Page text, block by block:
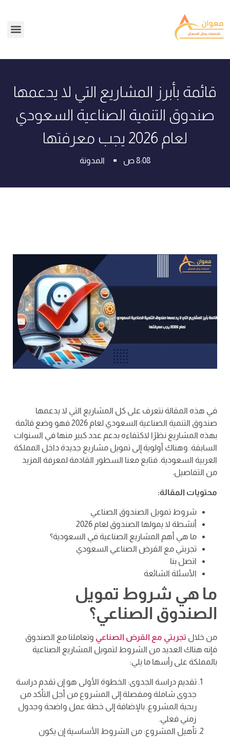
قائمة بأبرز المشاريع التي لا يدعمها
صندوق التنمية الصناعية السعودي
لعام 2026 يجب معرفتها
8:08 ص المدونة
في هذه المقالة نتعرف على كل المشاريع التي لا يدعمها
صندوق التنمية الصناعية السعودي لعام 2026 فهو وضع قائمة
بهذه المشاريع نظرًا لاكتفاءه بدعم عدد كبير منها في السنوات
السابقة. وهناك أولوية إلى تمويل مشاريع جديدة داخل المملكة
العربية السعودية. فتابع معنا السطور القادمة لمعرفة المزيد
من التفاصيل.
محتويات المقالة:
شروط تمويل الصندوق الصناعي
أنشطة لا يمولها الصندوق لعام 2026
ما هي أهم المشاريع الصناعية في السعودية؟
تجربتي مع القرض الصناعي السعودي
اتصل بنا
الأسئلة الشائعة
ما هي شروط تمويل
الصندوق الصناعي؟
من خلال تجربتي مع القرض الصناعي وتعاملنا مع الصندوق
فإنه هناك العديد من الشروط لتمويل المشاريع الصناعية
بالمملكة على رأسها ما يلي:
تقديم دراسة الجدوى: الخطوة الأولى هو إن تقدم دراسة
جدوى شاملة ومفصلة إلى المشروع من أجل التأكد من
ربحية المشروع. بالإضافة إلى خطة عمل واضحة وجدول
زمني فعلي.
تأهيل المشروع: من الشروط الأساسية إن يكون